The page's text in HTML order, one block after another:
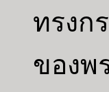
ทรงก
ของพ